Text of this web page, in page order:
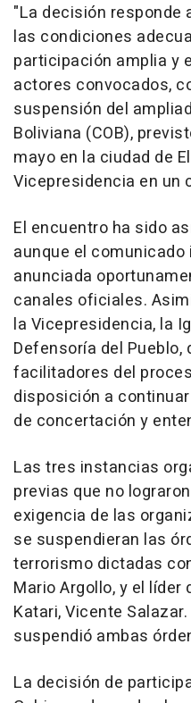
"La decisión responde
las condiciones
participación amplia y
actores convocados,
suspensión del
Boliviana (COB),
mayo en la ciudad de
Vicepresidencia en un
El encuentro ha sido
aunque el
anunciada
canales oficiales.
la Vicepresidencia, la
Defensoría del
facilitadores del
disposición a
de concertación y
Las tres instancias
previas que no
exigencia de las
se suspendieran las
terrorismo dictadas
Mario Argollo, y el líder
Katari, Vicente
suspendió ambas
La decisión de